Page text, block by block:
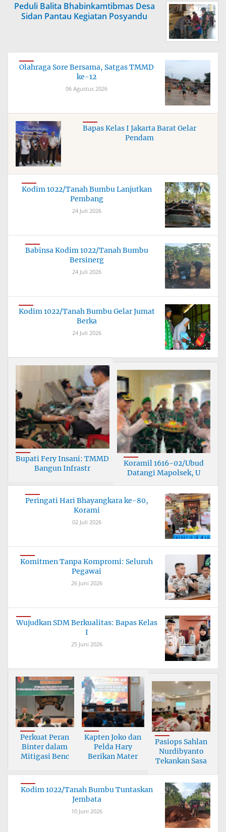
Peduli Balita Bhabinkamtibmas Desa
Sidan Pantau Kegiatan Posyandu
Olahraga Sore Bersama, Satgas TMMD
ke-12
06 Agustus 2026
Bapas Kelas I Jakarta Barat Gelar
Pendam
Kodim 1022/Tanah Bumbu Lanjutkan
Pembang
24 Juli 2026
Babinsa Kodim 1022/Tanah Bumbu
Bersinerg
24 Juli 2026
Kodim 1022/Tanah Bumbu Gelar Jumat
Berka
24 Juli 2026
Bupati Fery Insani: TMMD
Bangun Infrastr
Koramil 1616-02/Ubud
Datangi Mapolsek, U
Peringati Hari Bhayangkara ke-80,
Korami
02 Juli 2026
Komitmen Tanpa Kompromi: Seluruh
Pegawai
26 Juni 2026
Wujudkan SDM Berkualitas: Bapas Kelas
I
25 Juni 2026
Perkuat Peran
Binter dalam
Mitigasi Benc
Kapten Joko dan
Pelda Hary
Berikan Mater
Pasiops Sahlan
Nurdibyanto
Tekankan Sasa
Kodim 1022/Tanah Bumbu Tuntaskan
Jembata
10 Juni 2026